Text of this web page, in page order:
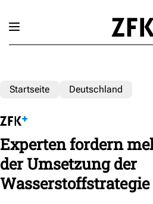
Startseite Deutschland
Experten fordern
der Umsetzung der
Wasserstoffstrategie